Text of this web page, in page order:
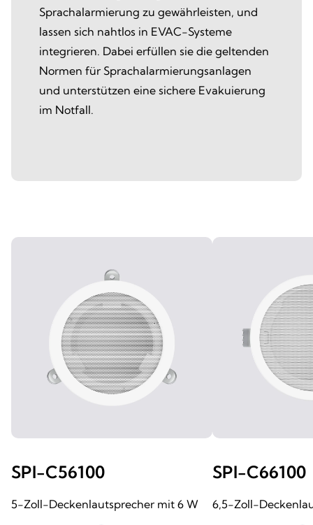
Sprachalarmierung zu gewährleisten, und
lassen sich nahtlos in EVAC-Systeme
integrieren. Dabei erfüllen sie die geltenden
Normen für Sprachalarmierungsanlagen
und unterstützen eine sichere Evakuierung
im Notfall.
SPI-C56100
5-Zoll-Deckenlautsprecher mit 6 W
SPI-C66100
6,5-Zoll-